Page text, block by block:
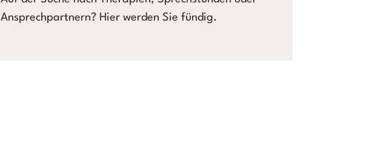
Ansprechpartnern? Hier werden Sie fündig.